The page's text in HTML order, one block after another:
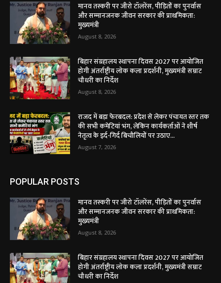
मानव तस्करी पर जीरो टॉलरेंस, पीड़ितों का पुनर्वास
और सम्मानजनक जीवन सरकार की प्राथमिकता:
मुख्यमंत्री
August 8, 2026
बिहार संग्रहालय स्थापना दिवस 2027 पर आयोजित
होगी अंतर्राष्ट्रीय लोक कला प्रदर्शनी, मुख्यमंत्री सम्राट
चौधरी का निर्देश
August 8, 2026
राजद में बड़ा फेरबदल: प्रदेश से लेकर पंचायत स्तर तक
की सभी कमेटियां भंग, लेकिन कार्यकर्ताओं ने शीर्ष
नेतृत्व के इर्द-गिर्द बिचौलियों पर उठाए...
August 7, 2026
POPULAR POSTS
मानव तस्करी पर जीरो टॉलरेंस, पीड़ितों का पुनर्वास
और सम्मानजनक जीवन सरकार की प्राथमिकता:
मुख्यमंत्री
August 8, 2026
बिहार संग्रहालय स्थापना दिवस 2027 पर आयोजित
होगी अंतर्राष्ट्रीय लोक कला प्रदर्शनी, मुख्यमंत्री सम्राट
चौधरी का निर्देश